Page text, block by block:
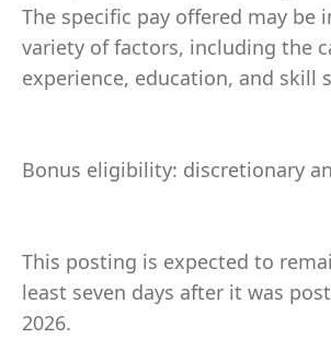
The specific pay offered may be
variety of factors, including the
experience, education, and skill
Bonus eligibility: discretionary
This posting is expected to
least seven days after it was
2026.